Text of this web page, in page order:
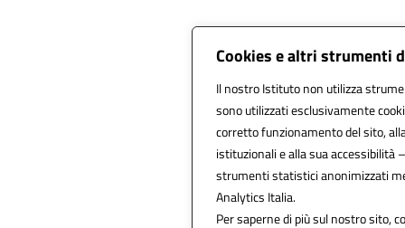
Cookies e altri strumenti
Il nostro Istituto non utilizza
sono utilizzati esclusivamente
corretto funzionamento del sito,
istituzionali e alla sua accessibilità
strumenti statistici anonimizzati
Analytics Italia.
Per saperne di più sul nostro sito,